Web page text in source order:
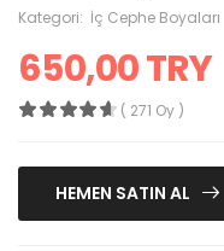
Kategori: İç Cephe Boyaları
650,00 TRY
( 271 Oy )
HEMEN SATIN AL